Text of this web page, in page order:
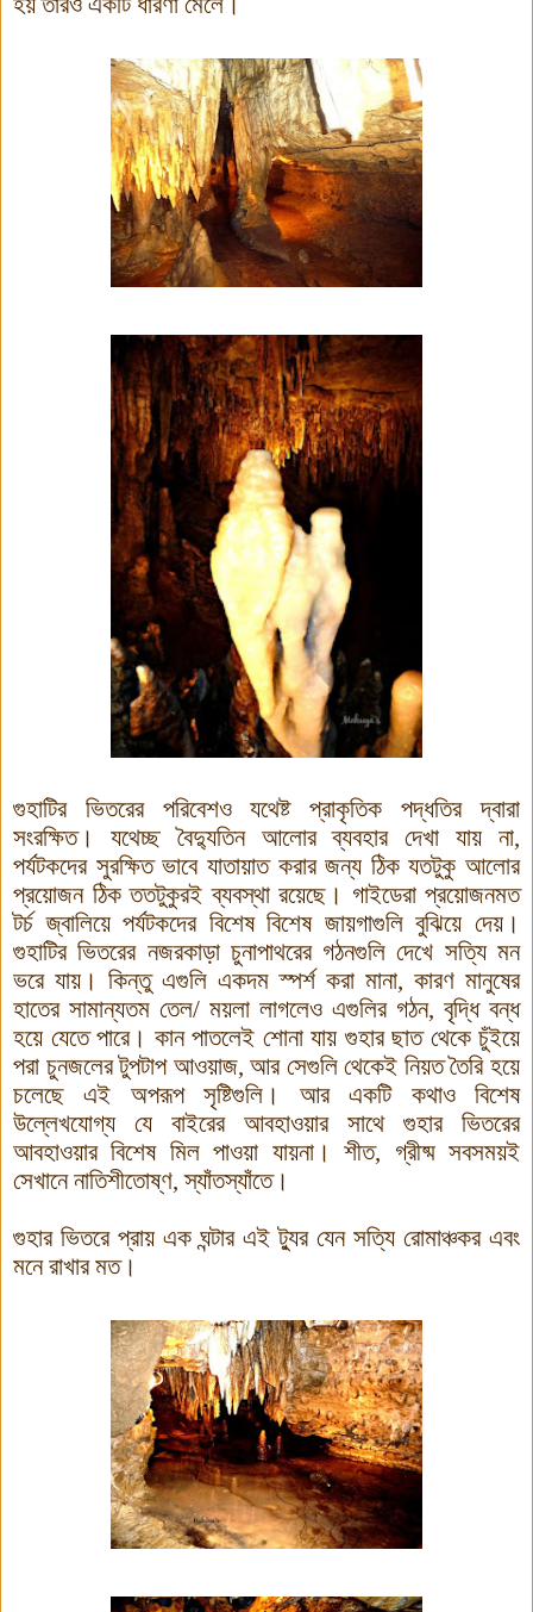
গুহাটির ভিতরের পরিবেশও যথেষ্ট প্রাকৃতিক পদ্ধতির দ্বারা
সংরক্ষিত। যথেচ্ছ বৈদ্যুতিন আলোর ব্যবহার দেখা যায় না,
পর্যটকদের সুরক্ষিত ভাবে যাতায়াত করার জন্য ঠিক যতটুকু আলোর
প্রয়োজন ঠিক ততটুকুরই ব্যবস্থা রয়েছে। গাইডেরা প্রয়োজনমত
টর্চ জ্বালিয়ে পর্যটকদের বিশেষ বিশেষ জায়গাগুলি বুঝিয়ে দেয়।
গুহাটির ভিতরের নজরকাড়া চুনাপাথরের গঠনগুলি দেখে সত্যি মন
ভরে যায় । কিন্তু এগুলি একদম স্পর্শ করা মানা, কারণ মানুষের
হাতের সামান্যতম তেল/ ময়লা লাগলেও এগুলির গঠন, বৃদ্ধি বন্ধ
হয়ে যেতে পারে। কান পাতলেই শোনা যায় গুহার ছাত থেকে চুঁইয়ে
পরা চুনজলের টুপটাপ আওয়াজ,আর সেগুলি থেকেই নিয়ত তৈরি হয়ে
চলেছে এই অপরূপ সৃষ্টিগুলি। আর একটি কথাও বিশেষ
উল্লেখযোগ্য যে বাইরের আবহাওয়ার সাথে গুহার ভিতরের
আবহাওয়ার বিশেষ মিল পাওয়া যায়না। শীত, গ্রীষ্ম সবসময়ই
সেখানে নাতিশীতোষ্ণ,স্যাঁতস্যাঁতে।
গুহার ভিতরে প্রায় এক ঘন্টার এই ট্যুর যেন সত্যি রোমাঞ্চকর এবং
মনে রাখার মত।